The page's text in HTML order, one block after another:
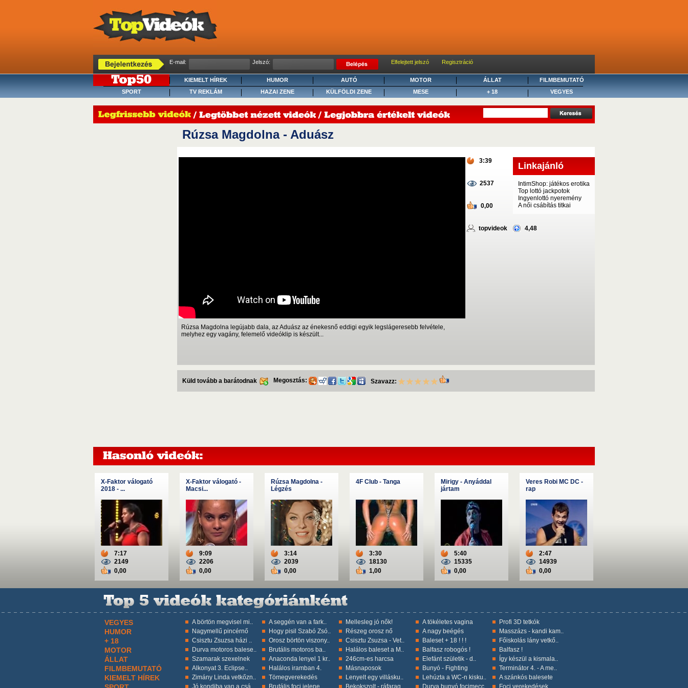
E-mail: Jelszó: Elfelejtett jelszó Regisztráció
KIEMELT HÍREK HUMOR AUTÓ MOTOR ÁLLAT
FILMBEMUTATÓ
SPORT
TV REKLÁM HAZAI ZENE KÜLFÖLDI ZENE MESE + 18 VEGYES
Rúzsa Magdolna - Aduász
Rúzsa Magdolna legújabb dala, az Aduász az énekesnő eddigi egyik legslágeresebb felvétele,
melyhez egy vagány, felemelő videóklip is készült...
3:39
2537
0,00
Linkajánló
IntimShop: játékos erotika
Top lottó jackpotok
Ingyenlottó nyeremény
A női csábítás titkai
topvideok 4,48
Küld tovább a barátodnak Megosztás: Szavazz:
X-Faktor válogató
2018 - ...
7:17
2149
0,00
X-Faktor válogató -
Macsi...
9:09
2206
0,00
Rúzsa Magdolna -
Légzés
3:14
2039
0,00
4F Club - Tanga
3:30
18130
1,00
Mirigy - Anyáddal
jártam
5:40
15335
0,00
Veres Robi MC DC -
rap
2:47
14939
0,00
VEGYES A börtön megvisel mi.. A seggén van a fark.. Mellesleg jó nők! A tökéletes vagina Profi 3D tetkók
HUMOR Nagymellű pincérnő Hogy pisil Szabó Zsó.. Részeg orosz nő A nagy beégés Masszázs - kandi kam..
+ 18 Csisztu Zsuzsa házi .. Orosz börtön viszony.. Csisztu Zsuzsa - Vet.. Baleset + 18 ! ! ! Főiskolás lány vetkő..
MOTOR Durva motoros balese.. Brutális motoros ba.. Halálos baleset a M.. Balfasz robogós ! Balfasz !
ÁLLAT Szamarak szexelnek Anaconda lenyel 1 kr.. 246cm-es harcsa Elefánt születik - d.. Így készül a kismala..
FILMBEMUTATÓ Alkonyat 3. Eclipse.. Halálos iramban 4. Másnaposok Bunyó - Fighting Terminátor 4. - A me..
KIEMELT HÍREK Zimány Linda vetkőzn.. Tömegverekedés Lenyelt egy villásku.. Lehúzta a WC-n kisku.. A szánkós balesete
Jó kondiba van a csá.. Brutális foci jelene.. Bekokszolt - ráfarag.. Durva bunyó focimecc.. Foci verekedések